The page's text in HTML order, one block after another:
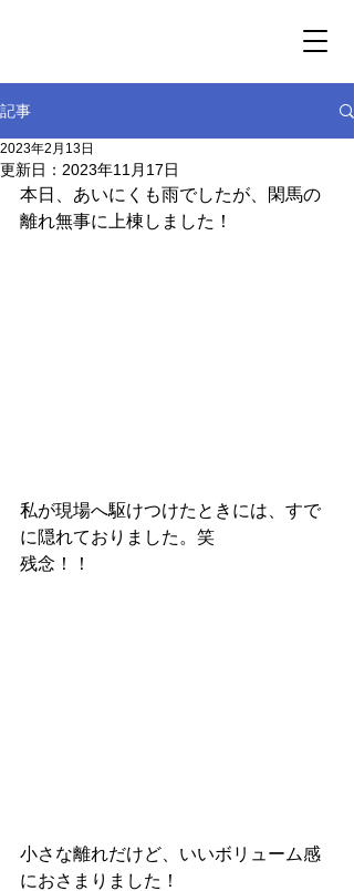
記事
2023年2月13日
更新日： 2023年11月17日
本日、あいにくも雨でしたが、閑馬の
離れ無事に上棟しました！
私が現場へ駆けつけたときには、すで
に隠れておりました。笑
残念！！
小さな離れだけど、いいボリューム感
におさまりました！